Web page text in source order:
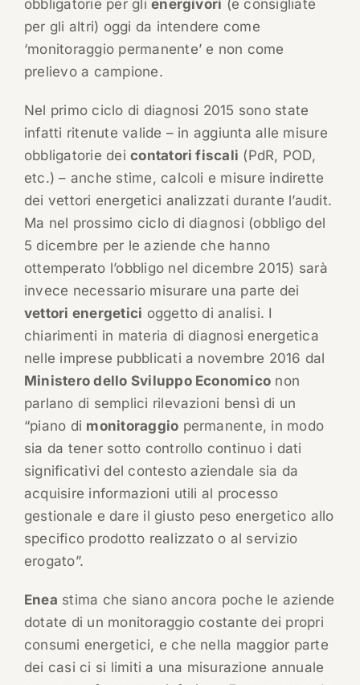
obbligatorie per glienergivori (e consigliate
per gli altri) oggi da intendere come
‘monitoraggio permanente’ e non come
prelievo a campione.
Nel primo ciclo di diagnosi 2015 sono state
infatti ritenute valide – in aggiunta alle misure
obbligatorie deicontatori fiscali (PdR, POD,
etc.) – anche stime, calcoli e misure indirette
dei vettori energetici analizzati durante l’audit.
Ma nel prossimo ciclo di diagnosi (obbligo del
5 dicembre per le aziende che hanno
ottemperato l’obbligo nel dicembre 2015) sarà
invece necessario misurare una parte dei
vettori energetici oggetto di analisi. I
chiarimenti in materia di diagnosi energetica
nelle imprese pubblicati a novembre 2016 dal
Ministero dello Sviluppo Economico non
parlano di semplici rilevazioni bensì di un
“piano di monitoraggio permanente, in modo
sia da tener sotto controllo continuo i dati
significativi del contesto aziendale sia da
acquisire informazioni utili al processo
gestionale e dare il giusto peso energetico allo
specifico prodotto realizzato o al servizio
erogato”.
Enea stima che siano ancora poche le aziende
dotate di un monitoraggio costante dei propri
consumi energetici, e che nella maggior parte
dei casi ci si limiti a una misurazione annuale